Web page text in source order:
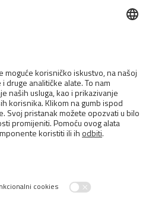
BY NATURE CAT
SALMON